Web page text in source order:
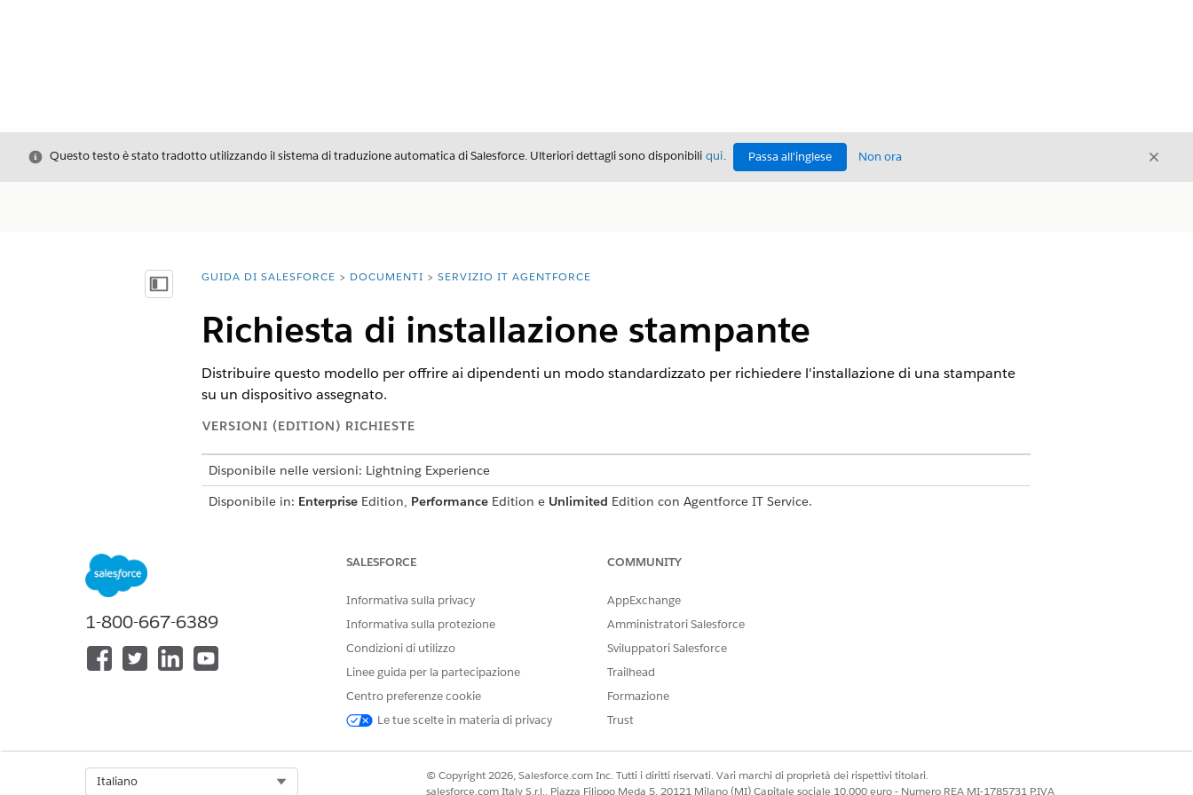
Chiudi
Questo testo è stato tradotto utilizzando il sistema di traduzione automatica di Salesforce. Ulteriori dettagli sono disponibili qui. Passa all'inglese Non ora Chiudi
Mostra sommario
Ti trovi qui:
GUIDA DI SALESFORCE DOCUMENTI SERVIZIO IT AGENTFORCE
Richiesta di installazione stampante
Distribuire questo modello per offrire ai dipendenti un modo standardizzato per richiedere l'installazione di una stampante
su un dispositivo assegnato.
VERSIONI (EDITION) RICHIESTE
Disponibile nelle versioni: Lightning Experience
Disponibile in: EnterpriseEdition, PerformanceEdition e Unlimited Edition con Agentforce IT Service.
controllabile. Rivedere gli elementi inclusi nel modello.
Attributi di accettazione
Il modulo di accettazione per questo modello acquisisce i seguenti dettagli dal dipendente:
Dispositivo di destinazione: Dispositivo assegnato dall'azienda in cui il dipendente desidera installare la nuova stampante, selezionato
da un elenco popolato dinamicamente dei dispositivi gestiti da Okta del dipendente.
Questo processo di assistenza instrada la richiesta di evasione manuale al team IT. È possibile creare un flusso in Flow Builder
per includere logica personalizzata, ad esempio approvazioni del responsabile o evasione automatica.
1-800-667-6389
SALESFORCE
Informativa sulla privacy
Informativa sulla protezione
Condizioni di utilizzo
Linee guida per la partecipazione
Centro preferenze cookie
Le tue scelte in materia di privacy
COMMUNITY
AppExchange
Amministratori Salesforce
Sviluppatori Salesforce
Trailhead
Formazione
Trust
Italiano
© Copyright 2026, Salesforce.com Inc. Tutti i diritti riservati. Vari marchi di proprietà dei rispettivi titolari.
salesforce.com Italy S.r.l., Piazza Filippo Meda 5, 20121 Milano (MI) Capitale sociale 10.000 euro - Numero REA MI-1785731 P.IVA